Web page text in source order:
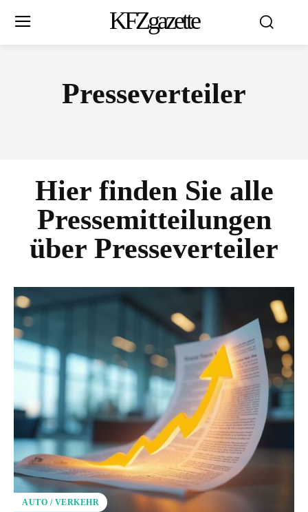
KFZgazette
Presseverteiler
Hier finden Sie alle
Pressemitteilungen
über Presseverteiler
AUTO / VERKEHR